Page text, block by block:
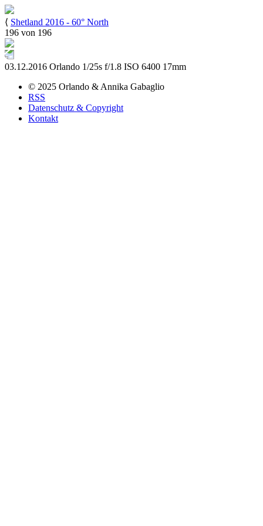
⟨ Shetland 2016 - 60° North
196 von 196
03.12.2016 Orlando 1/25s f/1.8 ISO 6400 17mm
© 2025 Orlando & Annika Gabaglio
RSS
Datenschutz & Copyright
Kontakt